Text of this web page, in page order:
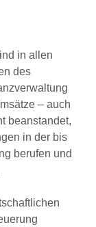
in allen
des
– auch
beanstandet,
in der bis
berufen und